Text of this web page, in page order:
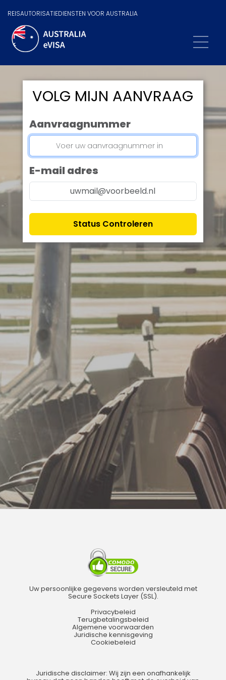
REISAUTORISATIEDIENSTEN VOOR AUSTRALIA
VOLG MIJN AANVRAAG
Aanvraagnummer
E-mail adres
Status Controleren
Uw persoonlijke gegevens worden versleuteld met
Secure Sockets Layer (SSL).
Privacybeleid
Terugbetalingsbeleid
Algemene voorwaarden
Juridische kennisgeving
Cookiebeleid
Juridische disclaimer: Wij zijn een onafhankelijk